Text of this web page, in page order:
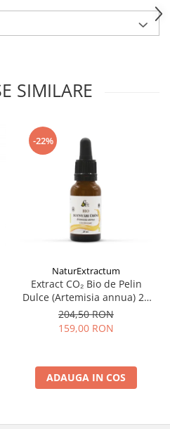
SIMILARE
-22%
NaturExtractum
Extract CO₂ Bio de Pelin
Dulce (Artemisia annua) 20
ml – Extract Supercritic
Premium cu Artemisinină
204,50 RON
159,00 RON
ADAUGA IN COS